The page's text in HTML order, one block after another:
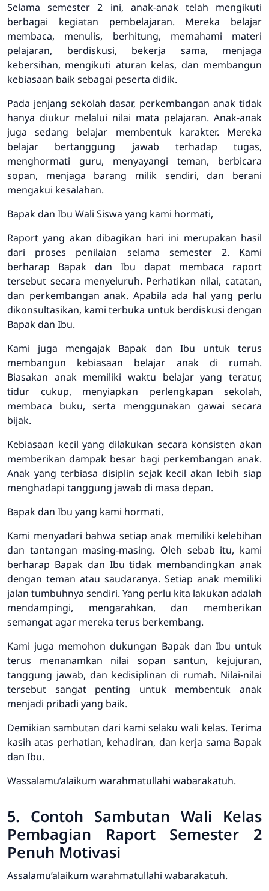
Selama semester 2 ini, anak-anak telah mengikuti
berbagai kegiatan pembelajaran. Mereka belajar
membaca, menulis, berhitung, memahami materi
pelajaran, berdiskusi, bekerja sama, menjaga
kebersihan, mengikuti aturan kelas, dan membangun
kebiasaan baik sebagai peserta didik.
Pada jenjang sekolah dasar, perkembangan anak tidak
hanya diukur melalui nilai mata pelajaran. Anak-anak
juga sedang belajar membentuk karakter. Mereka
belajar bertanggung jawab terhadap tugas,
menghormati guru, menyayangi teman, berbicara
sopan, menjaga barang milik sendiri, dan berani
mengakui kesalahan.
Bapak dan Ibu Wali Siswa yang kami hormati,
Raport yang akan dibagikan hari ini merupakan hasil
dari proses penilaian selama semester 2. Kami
berharap Bapak dan Ibu dapat membaca raport
tersebut secara menyeluruh. Perhatikan nilai, catatan,
dan perkembangan anak. Apabila ada hal yang perlu
dikonsultasikan, kami terbuka untuk berdiskusi dengan
Bapak dan Ibu.
Kami juga mengajak Bapak dan Ibu untuk terus
membangun kebiasaan belajar anak di rumah.
Biasakan anak memiliki waktu belajar yang teratur,
tidur cukup, menyiapkan perlengkapan sekolah,
membaca buku, serta menggunakan gawai secara
bijak.
Kebiasaan kecil yang dilakukan secara konsisten akan
memberikan dampak besar bagi perkembangan anak.
Anak yang terbiasa disiplin sejak kecil akan lebih siap
menghadapi tanggung jawab di masa depan.
Bapak dan Ibu yang kami hormati,
Kami menyadari bahwa setiap anak memiliki kelebihan
dan tantangan masing-masing. Oleh sebab itu, kami
berharap Bapak dan Ibu tidak membandingkan anak
dengan teman atau saudaranya. Setiap anak memiliki
jalan tumbuhnya sendiri. Yang perlu kita lakukan adalah
mendampingi, mengarahkan, dan memberikan
semangat agar mereka terus berkembang.
Kami juga memohon dukungan Bapak dan Ibu untuk
terus menanamkan nilai sopan santun, kejujuran,
tanggung jawab, dan kedisiplinan di rumah. Nilai-nilai
tersebut sangat penting untuk membentuk anak
menjadi pribadi yang baik.
Demikian sambutan dari kami selaku wali kelas. Terima
kasih atas perhatian, kehadiran, dan kerja sama Bapak
dan Ibu.
Wassalamu’alaikum warahmatullahi wabarakatuh.
5. Contoh Sambutan Wali Kelas
Pembagian Raport Semester 2
Penuh Motivasi
Assalamu’alaikum warahmatullahi wabarakatuh.